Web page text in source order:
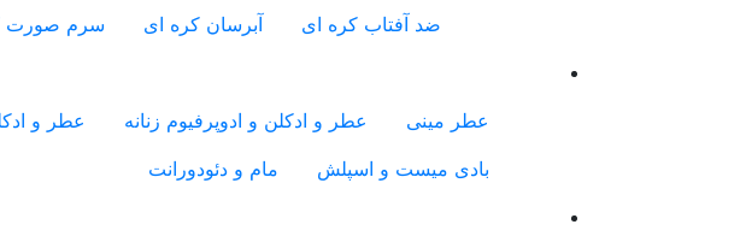
ضد آفتاب کره ای
آبرسان کره ای سرم صورت
عطر مینی
عطر و ادکلن و ادوپرفیوم زنانه عطر و
بادی میست و اسپلش
مام و دئودورانت